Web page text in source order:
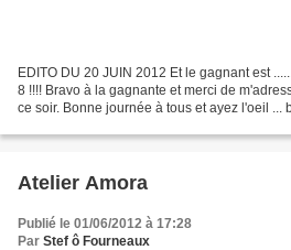
EDITO DU 20 JUIN 2012 Et le gagnant est
8 !!!! Bravo à la gagnante et merci de
ce soir. Bonne journée à tous et ayez l'oeil ...
Atelier Amora
Publié le 01/06/2012 à 17:28
Par Stef ô Fourneaux